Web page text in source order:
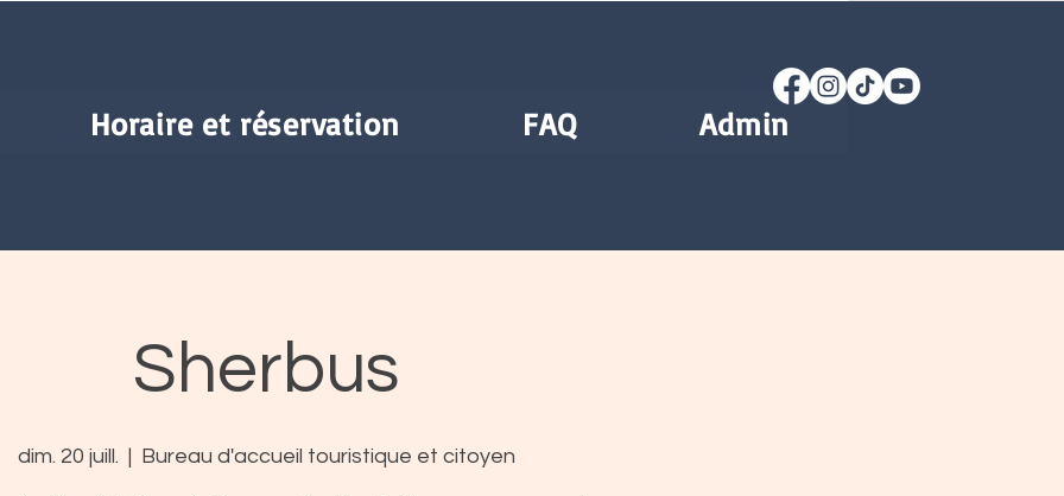
Horaire et réservation FAQ Admin
Sherbus
dim. 20 juill.
  |
Bureau d'accueil touristique et citoyen